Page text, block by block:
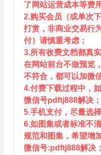
了网站运营成本等费
2.购买会员（或单次
打赏，非商业交易行
付）请慎重考虑；
3.所有收费文档都真
在网站前台不做预览
不符合，都可以加微
4.付费下载过程中，
微信号pdftj888解决；
5.手机支付，尽量选
6.如图集或者标准不
规范和图集，希望增
微信号:pdftj888解决；